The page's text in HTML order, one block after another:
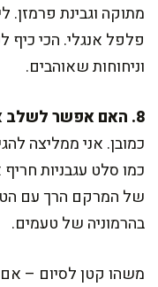
מתוקה וגבינת פרמזן.
פלפל אנגלי. הכי
וניחוחות שאוהבים.
8. האם אפשר לשלב את זה עם סלטים?
כמובן. אני ממליצה
כמו סלט עגבניות
של המרקם הרך עם
בהרמוניה של טעמים.
משהו קטן לסיום –